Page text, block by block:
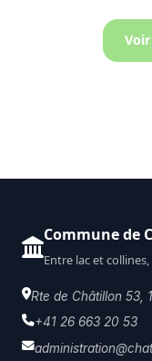
Commune de
Entre lac et
Rte de Châtillon 53,
+41 26 663 20 53